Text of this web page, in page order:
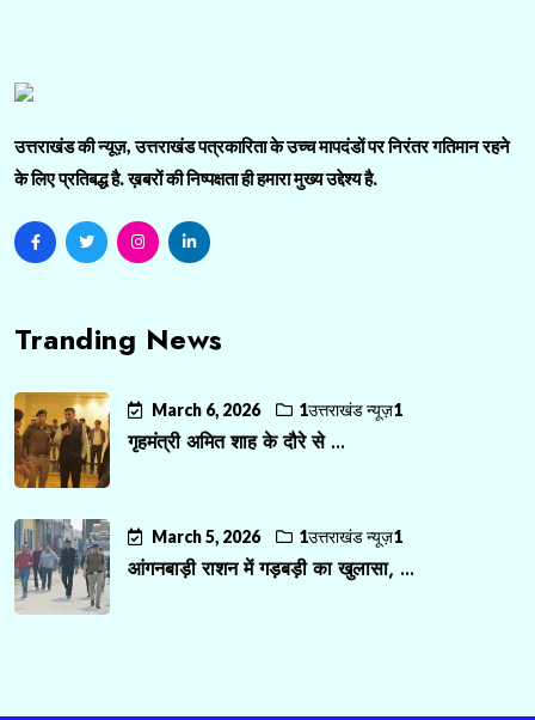
उत्तराखंड की न्यूज़, उत्तराखंड पत्रकारिता के उच्च मापदंडों पर निरंतर गतिमान रहने
के लिए प्रतिबद्ध है. ख़बरों की निष्पक्षता ही हमारा मुख्य उद्देश्य है.
Tranding News
March 6, 2026 1उत्तराखंड न्यूज़1
गृहमंत्री अमित शाह के दौरे से ...
March 5, 2026 1उत्तराखंड न्यूज़1
आंगनबाड़ी राशन में गड़बड़ी का खुलासा, ...